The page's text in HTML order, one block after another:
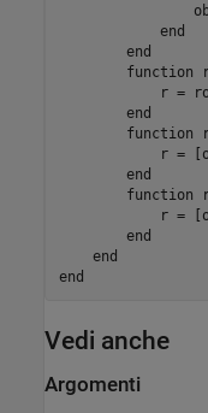
end
end
function
r =
end
function
r =
end
function
r =
end
end
end
Vedi anche
Argomenti